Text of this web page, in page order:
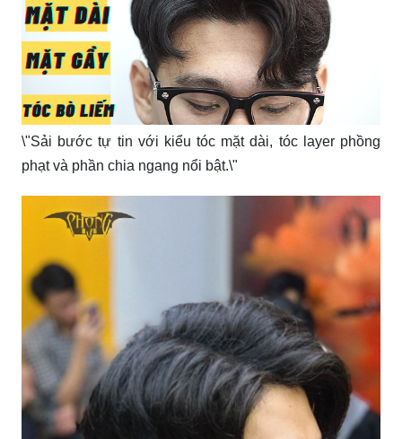
\"Sải bước tự tin với kiểu tóc mặt dài, tóc layer phồng
phạt và phần chia ngang nổi bật.\"